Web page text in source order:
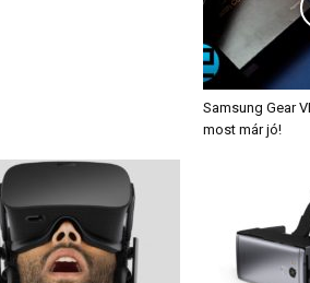
Samsung Gear
most már jó!